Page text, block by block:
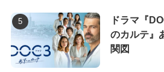
ドラマ『
のカルテ』
関図